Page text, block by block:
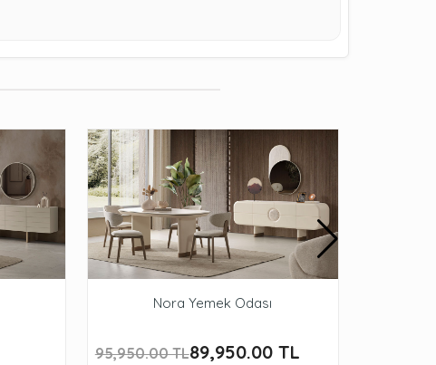
Nora Yemek Odası
95,950.00 TL89,950.00 TL